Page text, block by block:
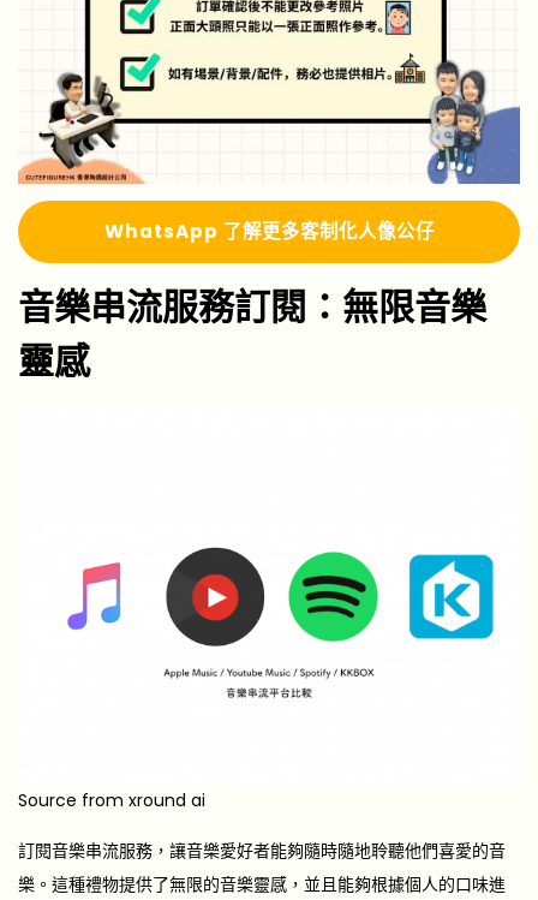
WhatsApp 了解更多客制化人像公仔
音樂串流服務訂閱：無限音樂
靈感
Source from xround ai
訂閱音樂串流服務，讓音樂愛好者能夠隨時隨地聆聽他們喜愛的音
樂。這種禮物提供了無限的音樂靈感，並且能夠根據個人的口味進